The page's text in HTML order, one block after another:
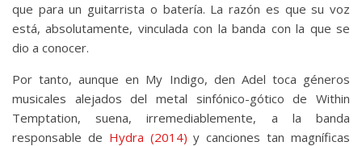
que para un guitarrista o batería. La razón es que su voz
está, absolutamente, vinculada con la banda con la que se
dio a conocer.
Por tanto, aunque en My Indigo, den Adel toca géneros
musicales alejados del metal sinfónico-gótico de Within
Temptation, suena, irremediablemente, a la banda
responsable de Hydra (2014) y canciones tan magníficas